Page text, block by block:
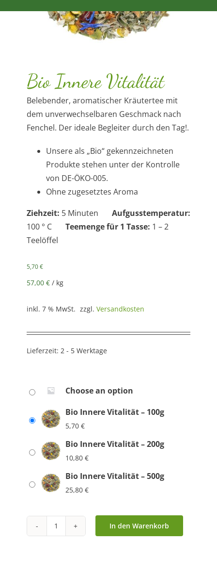
Bio Innere Vitalität
Belebender, aromatischer Kräutertee mit
dem unverwechselbaren Geschmack nach
Fenchel. Der ideale Begleiter durch den Tag!.
Unsere als „Bio“ gekennzeichneten
Produkte stehen unter der Kontrolle
von DE-ÖKO-005.
Ohne zugesetztes Aroma
Ziehzeit: 5 Minuten Aufgusstemperatur:
100 ° C Teemenge für 1 Tasse: 1 – 2
Teelöffel
5,70€
57,00 € / kg
inkl. 7 % MwSt. zzgl. Versandkosten
Lieferzeit: 2 - 5 Werktage
Choose an option
Bio Innere Vitalität – 100g
5,70 €
Bio Innere Vitalität – 200g
10,80 €
Bio Innere Vitalität – 500g
25,80 €
Bio
In den Warenkorb